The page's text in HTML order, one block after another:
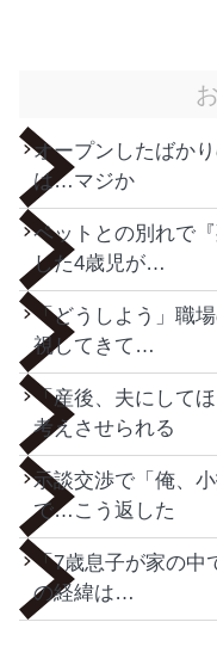
オープンしたばか
は…マジか
ペットとの別れで
した4歳児が…
「どうしよう」職
視してきて…
「産後、夫にして
考えさせられる
示談交渉で「俺、
で…こう返した
「7歳息子が家の中
の経緯は…